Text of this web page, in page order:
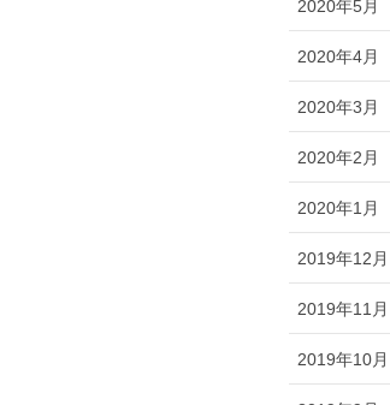
2020年5月
2020年4月
2020年3月
2020年2月
2020年1月
2019年12月
2019年11月
2019年10月